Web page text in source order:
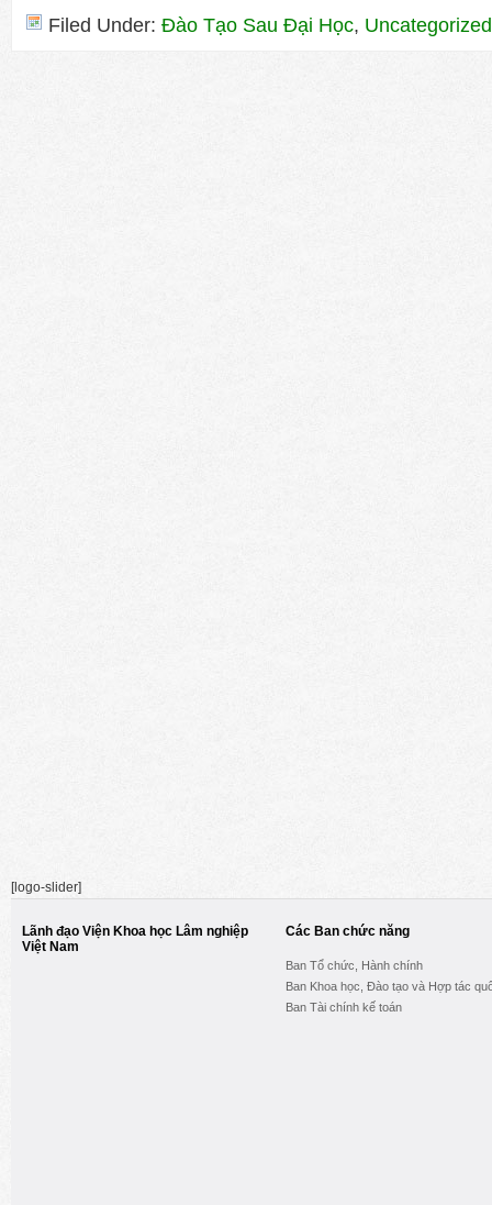
Filed Under: Đào Tạo Sau Đại Học, Uncategorized
[logo-slider]
Lãnh đạo Viện Khoa học Lâm nghiệp
Việt Nam
Các Ban chức năng
Ban Tổ chức, Hành chính
Ban Khoa học, Đào tạo và Hợp tác
Ban Tài chính kế toán